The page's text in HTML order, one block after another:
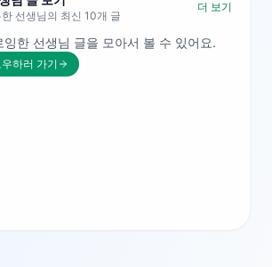
선생님의 최신 10개 글
더 보기
잉한 선생님 글을 모아서 볼 수 있어요.
하러 가기